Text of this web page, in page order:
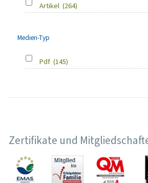
Artikel (264)
Medien-Typ
Pdf (145)
Zertifikate und